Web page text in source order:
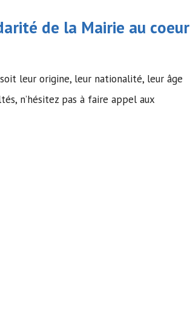
de la Mairie au coeur
leur origine, leur nationalité, leur âge
n’hésitez pas à faire appel aux